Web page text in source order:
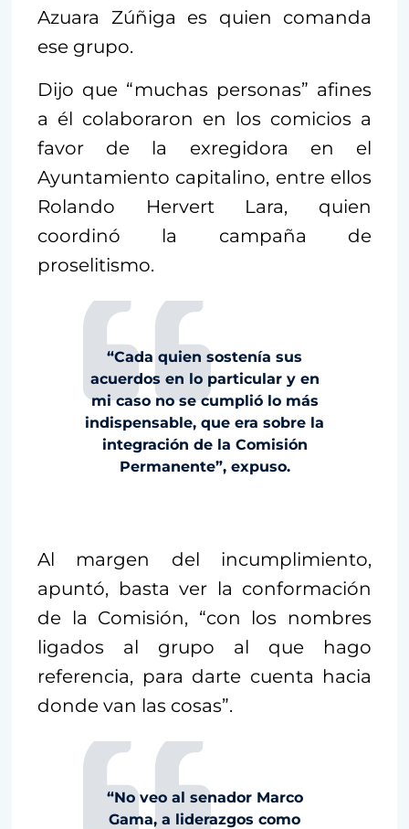
Azuara Zúñiga es quien comanda
ese grupo.
Dijo que “muchas personas” afines
a él colaboraron en los comicios a
favor de la exregidora en el
Ayuntamiento capitalino, entre ellos
Rolando Hervert Lara, quien
coordinó la campaña de
proselitismo.
“Cada quien sostenía sus
acuerdos en lo particular y en
mi caso no se cumplió lo más
indispensable, que era sobre la
integración de la Comisión
Permanente”, expuso.
Al margen del incumplimiento,
apuntó, basta ver la conformación
de la Comisión, “con los nombres
ligados al grupo al que hago
referencia, para darte cuenta hacia
donde van las cosas”.
“No veo al senador Marco
Gama, a liderazgos como